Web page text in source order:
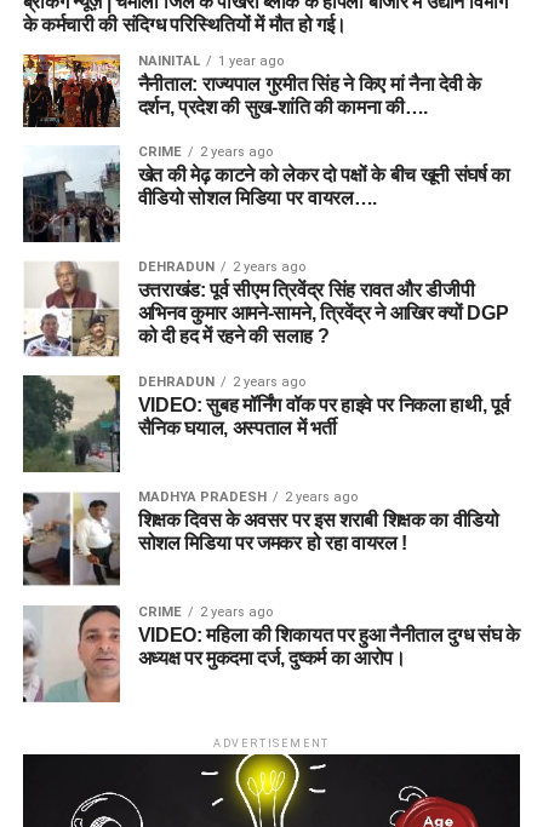
के कर्मचारी की संदिग्ध परिस्थितियों में मौत हो गई।
NAINITAL 1 year ago
नैनीताल: राज्यपाल गुरमीत सिंह ने किए मां नैना देवी के
दर्शन, प्रदेश की सुख-शांति की कामना की….
CRIME 2 years ago
खेत की मेढ़ काटने को लेकर दो पक्षों के बीच खूनी संघर्ष का
वीडियो सोशल मिडिया पर वायरल….
DEHRADUN 2 years ago
उत्तराखंड: पूर्व सीएम त्रिवेंद्र सिंह रावत और डीजीपी
अभिनव कुमार आमने-सामने, त्रिवेंद्र ने आखिर क्यों DGP
को दी हद में रहने की सलाह ?
DEHRADUN 2 years ago
VIDEO: सुबह मॉर्निंग वॉक पर हाइवे पर निकला हाथी, पूर्व
सैनिक घयाल, अस्पताल में भर्ती
MADHYA PRADESH 2 years ago
शिक्षक दिवस के अवसर पर इस शराबी शिक्षक का वीडियो
सोशल मिडिया पर जमकर हो रहा वायरल !
CRIME 2 years ago
VIDEO: महिला की शिकायत पर हुआ नैनीताल दुग्ध संघ के
अध्यक्ष पर मुकदमा दर्ज, दुष्कर्म का आरोप।
ADVERTISEMENT